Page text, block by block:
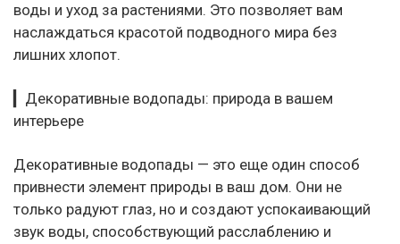
воды и уход за растениями. Это позволяет вам
наслаждаться красотой подводного мира без
лишних хлопот.
▎Декоративные водопады: природа в вашем
интерьере
Декоративные водопады — это еще один способ
привнести элемент природы в ваш дом. Они не
только радуют глаз, но и создают успокаивающий
звук воды, способствующий расслаблению и